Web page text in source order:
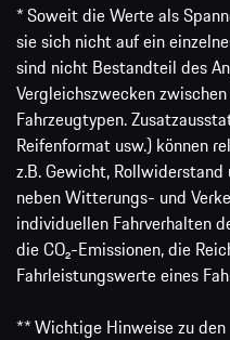
* Soweit die Werte als
sie sich nicht auf ein
sind nicht Bestandteil des
Vergleichszwecken
Fahrzeugtypen.
Reifenformat usw.) können
z.B. Gewicht,
neben Witterungs- und
individuellen Fahrverhalten
die CO₂-Emissionen, die
Fahrleistungswerte eines
** Wichtige Hinweise zu den